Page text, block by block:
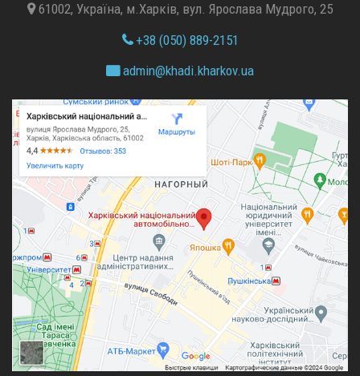
61002, Україна, м.Харків, вул. Ярослава Мудрого, 25
+38 (050) 889-2151
admin@khadi.kharkov.ua